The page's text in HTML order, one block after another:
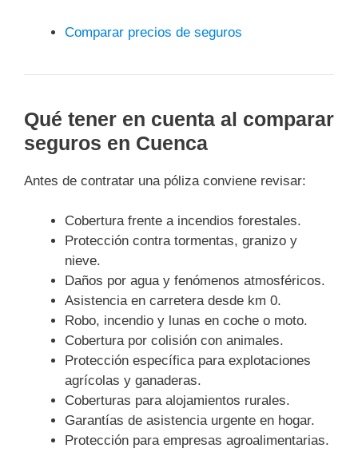
Comparar precios de seguros
Qué tener en cuenta al comparar
seguros en Cuenca
Antes de contratar una póliza conviene revisar:
Cobertura frente a incendios forestales.
Protección contra tormentas, granizo y
nieve.
Daños por agua y fenómenos atmosféricos.
Asistencia en carretera desde km 0.
Robo, incendio y lunas en coche o moto.
Cobertura por colisión con animales.
Protección específica para explotaciones
agrícolas y ganaderas.
Coberturas para alojamientos rurales.
Garantías de asistencia urgente en hogar.
Protección para empresas agroalimentarias.